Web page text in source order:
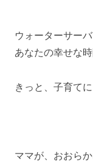
ウォーターサー
あなたの幸せな時
きっと、子育て
ママが、おおら